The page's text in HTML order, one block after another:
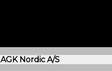
AGK Nordic A/S